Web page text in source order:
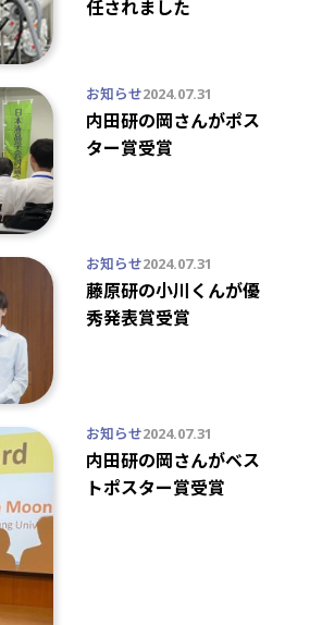
任されました
お知らせ2024.07.31
内田研の岡さんがポス
ター賞受賞
お知らせ2024.07.31
藤原研の小川くんが優
秀発表賞受賞
お知らせ2024.07.31
内田研の岡さんがベス
トポスター賞受賞